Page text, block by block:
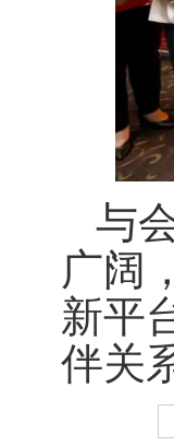
与
广阔
新平
伴关